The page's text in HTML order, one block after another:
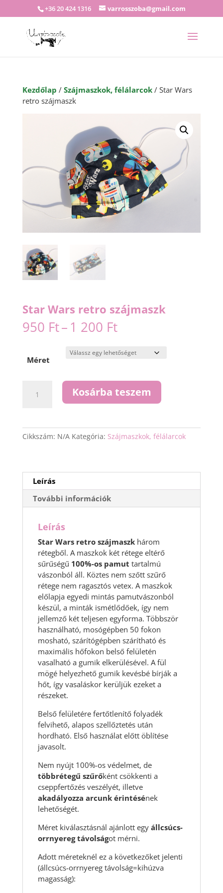
+36 20 424 1316 varrosszoba@gmail.com
Kezdőlap / Szájmaszkok, félálarcok/ Star Wars
retro szájmaszk
Star Wars retro szájmaszk
950 Ft–1 200 FtÁrtartomány:
950 Ft
-
1
Méret
Wars
mennyiség
Kosárba teszem
Cikkszám: N/A Kategória: Szájmaszkok, félálarcok
Leírás
További információk
Leírás
Star Wars retro szájmaszkhárom
rétegből. A maszkok két rétege eltérő
sűrűségű 100%-os pamut tartalmú
vászonból áll. Köztes nem szőtt szűrő
rétege nem ragasztós vetex. A maszkok
előlapja egyedi mintás pamutvászonból
készül, a minták ismétlődőek, így nem
jellemző két teljesen egyforma. Többször
használható, mosógépben 50 fokon
mosható, szárítógépben szárítható és
maximális hőfokon belső felületén
vasalható a gumik elkerülésével. A fül
mögé helyezhető gumik kevésbé bírják a
hőt, így vasaláskor kerüljük ezeket a
részeket.
Belső felületére fertőtlenítő folyadék
felvihető, alapos szellőztetés után
hordható. Első használat előtt öblítése
javasolt.
Nem nyújt 100%-os védelmet, de
többrétegű szűrőként csökkenti a
cseppfertőzés veszélyét, illetve
akadályozza arcunk érintésének
lehetőségét.
Méret kiválasztásnál ajánlott egy állcsúcs-
orrnyereg távolságot mérni.
Adott méreteknél ez a következőket jelenti
(állcsúcs-orrnyereg távolság=kihúzva
magasság):